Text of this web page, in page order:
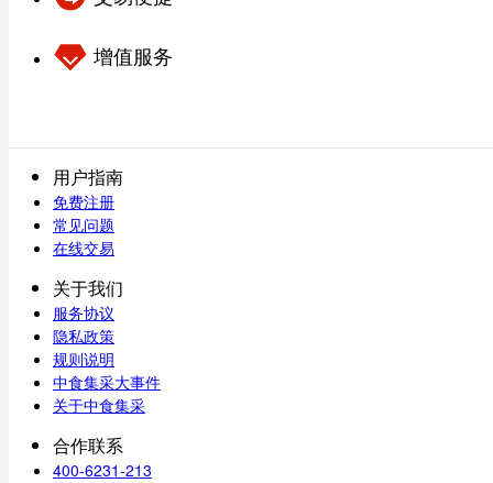
增值服务
用户指南
免费注册
常见问题
在线交易
关于我们
服务协议
隐私政策
规则说明
中食集采大事件
关于中食集采
合作联系
400-6231-213